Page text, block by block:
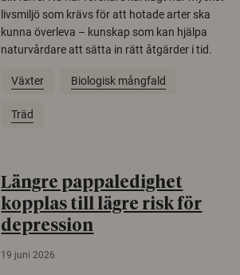
livsmiljö som krävs för att hotade arter ska
kunna överleva – kunskap som kan hjälpa
naturvårdare att sätta in rätt åtgärder i tid.
Växter Biologisk mångfald
Träd
Längre pappaledighet
kopplas till lägre risk för
depression
19 juni 2026